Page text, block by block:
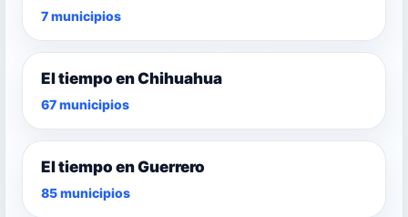
7 municipios
El tiempo en Chihuahua
67 municipios
El tiempo en Guerrero
85 municipios